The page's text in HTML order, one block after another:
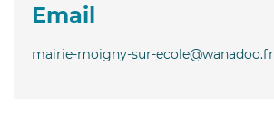
Email
mairie-moigny-sur-ecole@wanadoo.fr